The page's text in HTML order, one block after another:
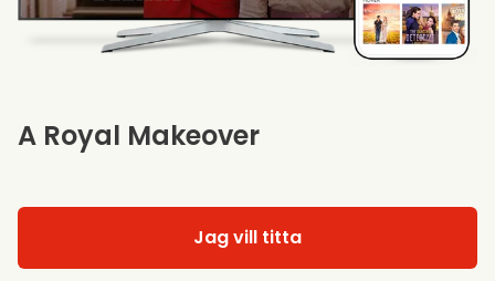
A Royal Makeover
Jag vill titta